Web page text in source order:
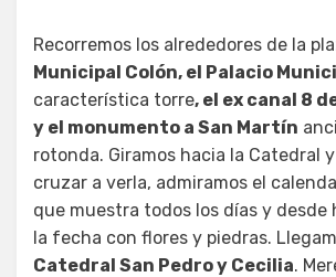
Recorremos los alrededores de la
Municipal Colón, el Palacio
característica torre, el ex canal 8
y el monumento a San Martín
rotonda. Giramos hacia la Catedral
cruzar a verla, admiramos el
que muestra todos los días y desde
la fecha con flores y piedras.
Catedral San Pedro y Cecilia.